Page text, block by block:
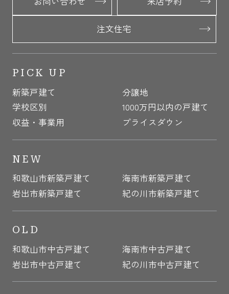
注文住宅
PICK UP
新築戸建て
分譲地
学校区別
1000万円以内の戸建て
収益・事業用
プライスダウン
NEW
和歌山市新築戸建て
海南市新築戸建て
岩出市新築戸建て
紀の川市新築戸建て
OLD
和歌山市中古戸建て
海南市中古戸建て
岩出市中古戸建て
紀の川市中古戸建て